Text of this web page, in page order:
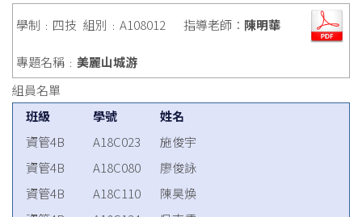
學制﹕四技 組別﹕A108012 指導老師： 陳明華
專題名稱﹕ 美麗山城游
組員名單
班級
學號
姓名
資管4B
A18C023
施俊宇
資管4B
A18C080
廖俊詠
資管4B
A18C110
陳昊煥